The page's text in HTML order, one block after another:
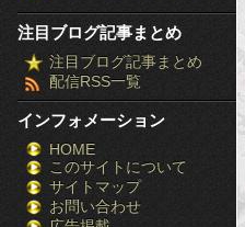
注目ブログ記事まとめ
注目ブログ記事まとめ
配信RSS一覧
インフォメーション
HOME
このサイトについて
サイトマップ
お問い合わせ